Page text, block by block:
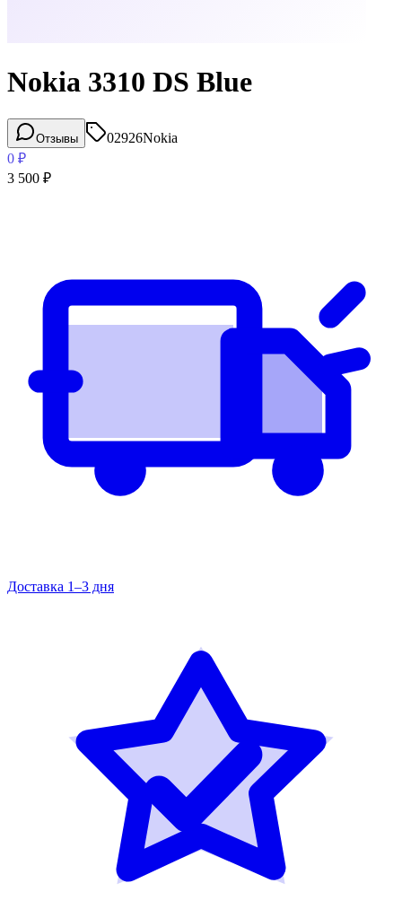
Nokia 3310 DS Blue
Отзывы 02926Nokia
0 ₽
3 500 ₽
Доставка 1–3 дня